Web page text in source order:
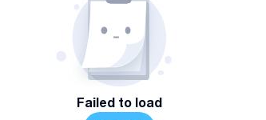
Failed to load